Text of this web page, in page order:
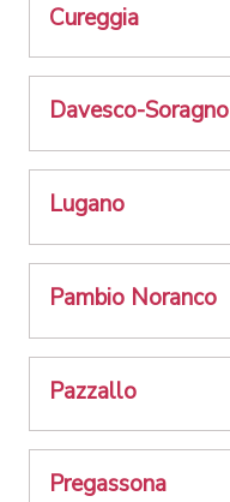
Cureggia
Davesco-Soragno
Lugano
Pambio Noranco
Pazzallo
Pregassona